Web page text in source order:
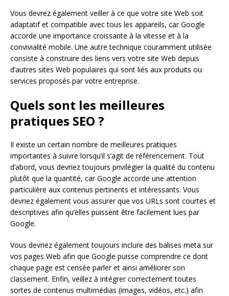
Vous devrez également veiller à ce que votre site Web soit
adaptatif et compatible avec tous les appareils, car Google
accorde une importance croissante à la vitesse et à la
convivialité mobile. Une autre technique couramment utilisée
consiste à construire des liens vers votre site Web depuis
d’autres sites Web populaires qui sont liés aux produits ou
services proposés par votre entreprise.
Quels sont les meilleures
pratiques SEO ?
Il existe un certain nombre de meilleures pratiques
importantes à suivre lorsqu’il s’agit de référencement. Tout
d’abord, vous devriez toujours privilégier la qualité du contenu
plutôt que la quantité, car Google accorde une attention
particulière aux contenus pertinents et intéressants. Vous
devriez également vous assurer que vos URLs sont courtes et
descriptives afin qu’elles puissent être facilement lues par
Google.
Vous devriez également toujours inclure des balises meta sur
vos pages Web afin que Google puisse comprendre ce dont
chaque page est censée parler et ainsi améliorer son
classement. Enfin, veillez à intégrer correctement toutes
sortes de contenus multimédias (images, vidéos, etc.) afin